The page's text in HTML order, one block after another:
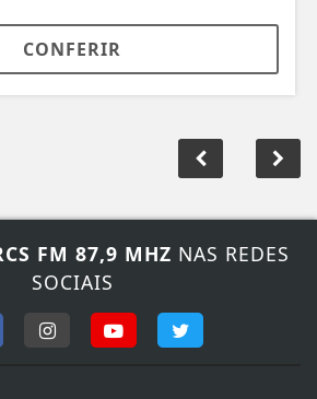
CONFERIR
FM 87,9 MHZ NAS REDES
SOCIAIS